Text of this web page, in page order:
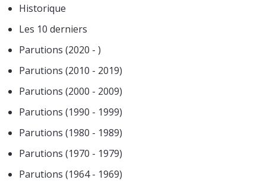
Historique
Les 10 derniers
Parutions (2020 - )
Parutions (2010 - 2019)
Parutions (2000 - 2009)
Parutions (1990 - 1999)
Parutions (1980 - 1989)
Parutions (1970 - 1979)
Parutions (1964 - 1969)